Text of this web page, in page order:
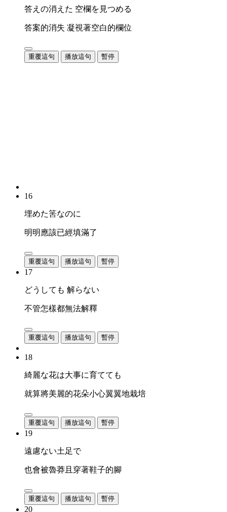
答えの消えた 空欄を見つめる
答案的消失 凝視著空白的欄位
重覆這句 播放這句 暫停
16
埋めた筈なのに
明明應該已經填滿了
重覆這句 播放這句 暫停
17
どうしても 解らない
不管怎樣都無法解釋
重覆這句 播放這句 暫停
18
綺麗な花は大事に育てても
就算將美麗的花朵小心翼翼地栽培
重覆這句 播放這句 暫停
19
遠慮ない土足で
也會被魯莽且穿著鞋子的腳
重覆這句 播放這句 暫停
20